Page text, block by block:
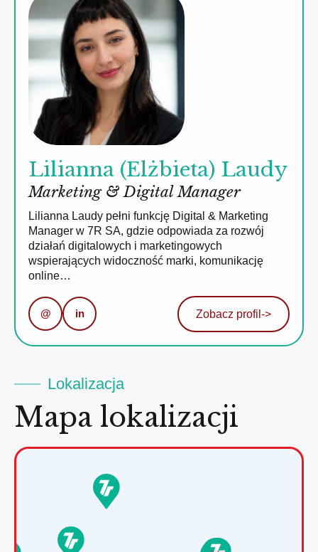
Lilianna (Elżbieta) Laudy
Marketing & Digital Manager
Lilianna Laudy pełni funkcję Digital & Marketing
Manager w 7R SA, gdzie odpowiada za rozwój
działań digitalowych i marketingowych
wspierających widoczność marki, komunikację
online…
@ in Zobacz profil ->
Lokalizacja
Mapa lokalizacji